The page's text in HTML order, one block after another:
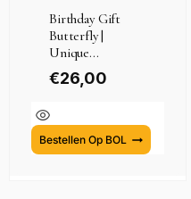
Birthday Gift
Butterfly |
Unique...
€26,00
Bestellen Op BOL